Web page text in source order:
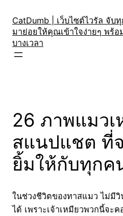
content
CatDumb | เว็บไซต์ไวรัล จับ
มาย่อยให้คุณเข้าใจง่ายๆ พร้อ
บางเวลา
26 ภาพแมวเ
สแนปแชต ที่
ยิ้มให้กับทุกค
ในช่วงชีวิตของทาสแมว ไม่มีวิ
ได้ เพราะเจ้าเหมียวพวกนี้จะ